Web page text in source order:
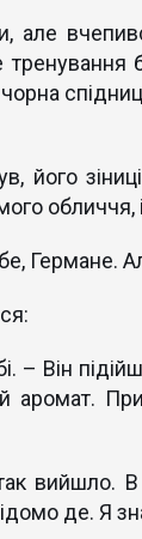
але
його
обличчя,
Германе.
– Він
вийшло.
де. Я